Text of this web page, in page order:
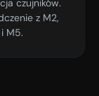
czujników.
z M2,
M5.